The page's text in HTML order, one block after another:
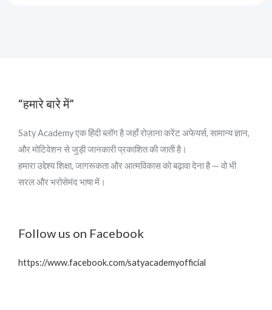
“हमारे बारे में”
Saty Academy एक हिंदी ब्लॉग है जहाँ रोज़ाना करेंट अफेयर्स, सामान्य ज्ञान,
और मोटिवेशन से जुड़ी जानकारी प्रकाशित की जाती है।
हमारा उद्देश्य शिक्षा, जागरूकता और आत्मविकास को बढ़ावा देना है — वो भी
सरल और भरोसेमंद भाषा में।
Follow us on Facebook
https://www.facebook.com/satyacademyofficial